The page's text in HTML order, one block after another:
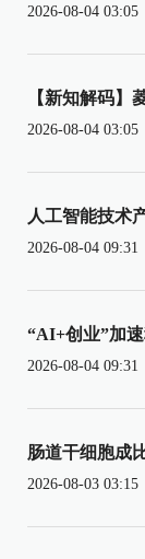
2026-08-04 03:05
【新知解码】
2026-08-04 03:05
人工智能技术
2026-08-04 09:31
“AI+创业”加
2026-08-04 09:31
肠道干细胞成
2026-08-03 03:15